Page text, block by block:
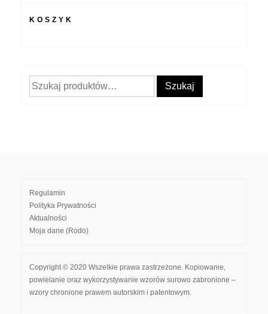
KOSZYK
Szukaj: Szukaj
Regulamin
Polityka Prywatności
Aktualności
Moja dane (Rodo)
Copyright © 2020 Wszelkie prawa zastrzeżone. Kopiowanie,
powielanie oraz wykorzystywanie wzorów surowo zabronione –
wzory chronione prawem autorskim i patentowym.